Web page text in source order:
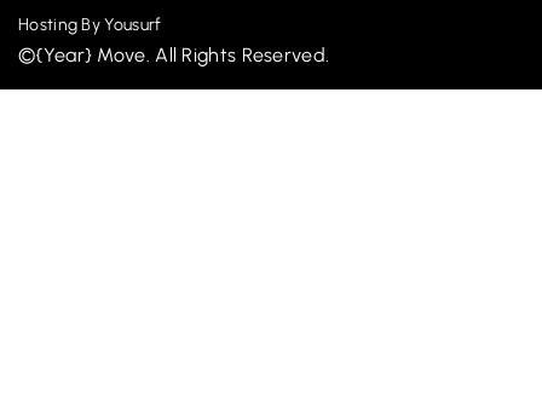
©{Year} Move. All Rights Reserved.
Hosting By Yousurf